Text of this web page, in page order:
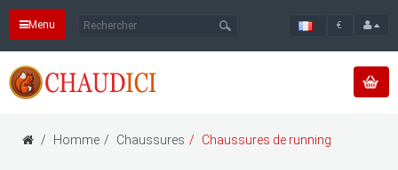
Menu €
Homme Chaussures Chaussures de running